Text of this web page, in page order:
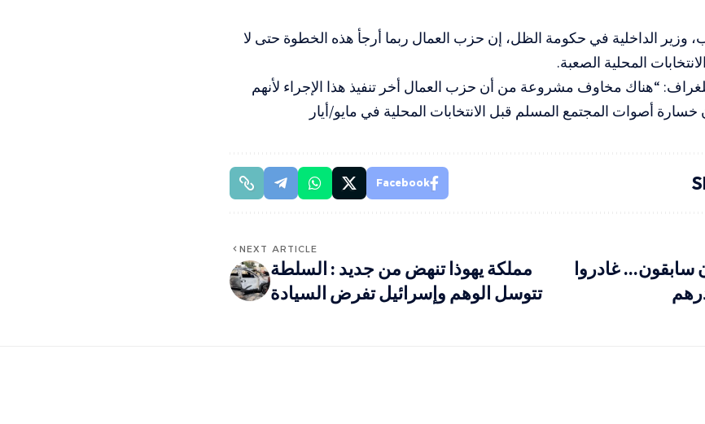
وزير الداخلية في حكومة الظل، إن حزب العمال ربما أرجأ هذه الخطوة حتى لا
المحلية الصعبة.
“هناك مخاوف مشروعة من أن حزب العمال أخر تنفيذ هذا الإجراء لأنهم
خسارة أصوات المجتمع المسلم قبل الانتخابات المحلية في مايو/أيار
Facebook
سابقون… غادروا
NEXT ARTICLE
مملكة يهوذا تنهض من جديد : السلطة
تتوسل الوهم وإسرائيل تفرض السيادة